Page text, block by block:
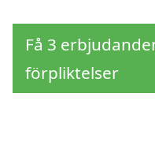
Få 3
förpliktelser